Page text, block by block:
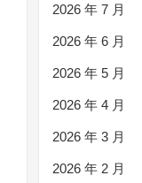
2026 年 7 月
2026 年 6 月
2026 年 5 月
2026 年 4 月
2026 年 3 月
2026 年 2 月